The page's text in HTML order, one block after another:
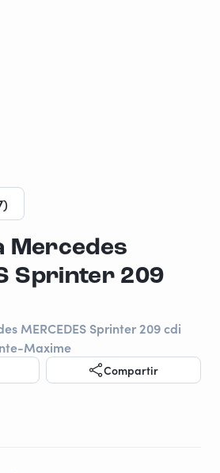
Mercedes
Sprinter 209
MERCEDES Sprinter 209 cdi
Maxime
Compartir